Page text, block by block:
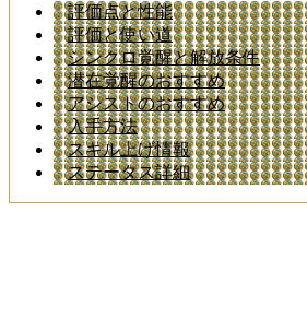
評価点と性能
評価と使い道
シンクロ覚醒と解放条件
潜在覚醒のおすすめ
アシストのおすすめ
入手方法
スキル上げ情報
ステータス詳細